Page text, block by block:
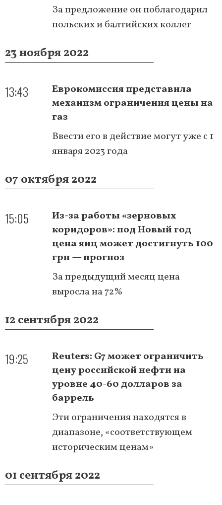
За предложение он поблагодарил
польских и балтийских коллег
23 ноября 2022
13:43
Еврокомиссия представила
механизм ограничения цены на
газ
Ввести его в действие могут уже с 1
января 2023 года
07 октября 2022
15:05
Из-за работы «зерновых
коридоров»: под Новый год
цена яиц может достигнуть 100
грн — прогноз
За предыдущий месяц цена
выросла на 72%
12 сентября 2022
19:25
Reuters: G7 может ограничить
цену российской нефти на
уровне 40-60 долларов за
баррель
Эти ограничения находятся в
диапазоне, «соответствующем
историческим ценам»
01 сентября 2022